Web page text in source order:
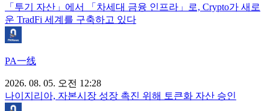
「투기 자산」에서 「차세대 금융 인프라」로, Crypto가 새로
운 TradFi 세계를 구축하고 있다
PA一线
2026. 08. 05. 오전 12:28
나이지리아, 자본시장 성장 촉진 위해 토큰화 자산 승인